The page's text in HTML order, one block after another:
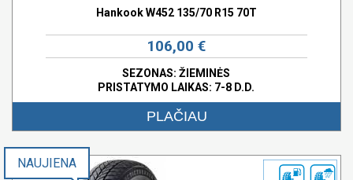
Hankook W452 135/70 R15 70T
106,00 €
SEZONAS: ŽIEMINĖS
PRISTATYMO LAIKAS: 7-8 D.D.
PLAČIAU
NAUJIENA